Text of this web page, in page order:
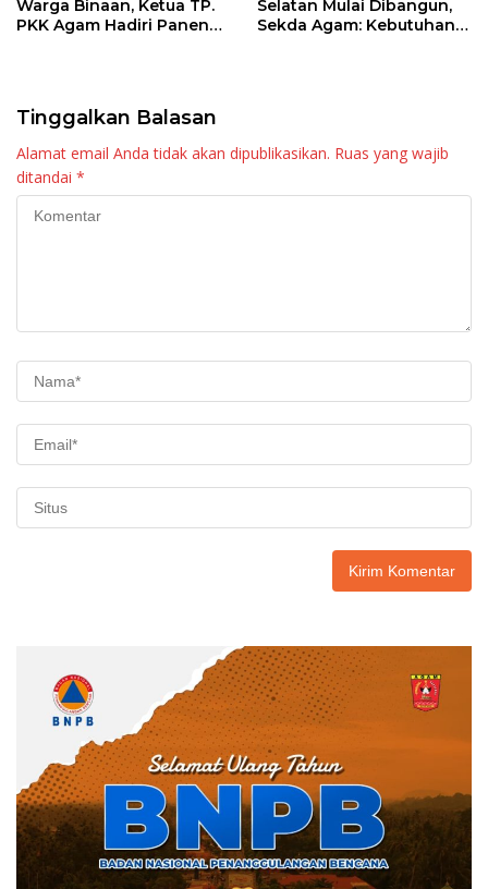
Warga Binaan, Ketua TP.
PKK Agam Hadiri Panen
Selatan Mulai Dibangun,
Sekda Agam: Kebutuhan
Tinggalkan Balasan
Alamat email Anda tidak akan dipublikasikan. Ruas yang wajib
ditandai *